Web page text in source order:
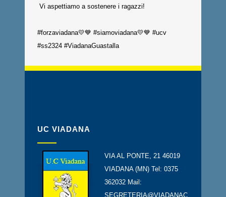
Vi aspettiamo a sostenere i ragazzi!
#forzaviadana💛💙 #siamoviadana💛💙 #ucv
#ss2324 #ViadanaGuastalla
UC VIADANA
VIA AL PONTE, 21 46019
VIADANA (MN) Tel: 0375
362032 Mail:
SEGRETERIA@VIADANAC